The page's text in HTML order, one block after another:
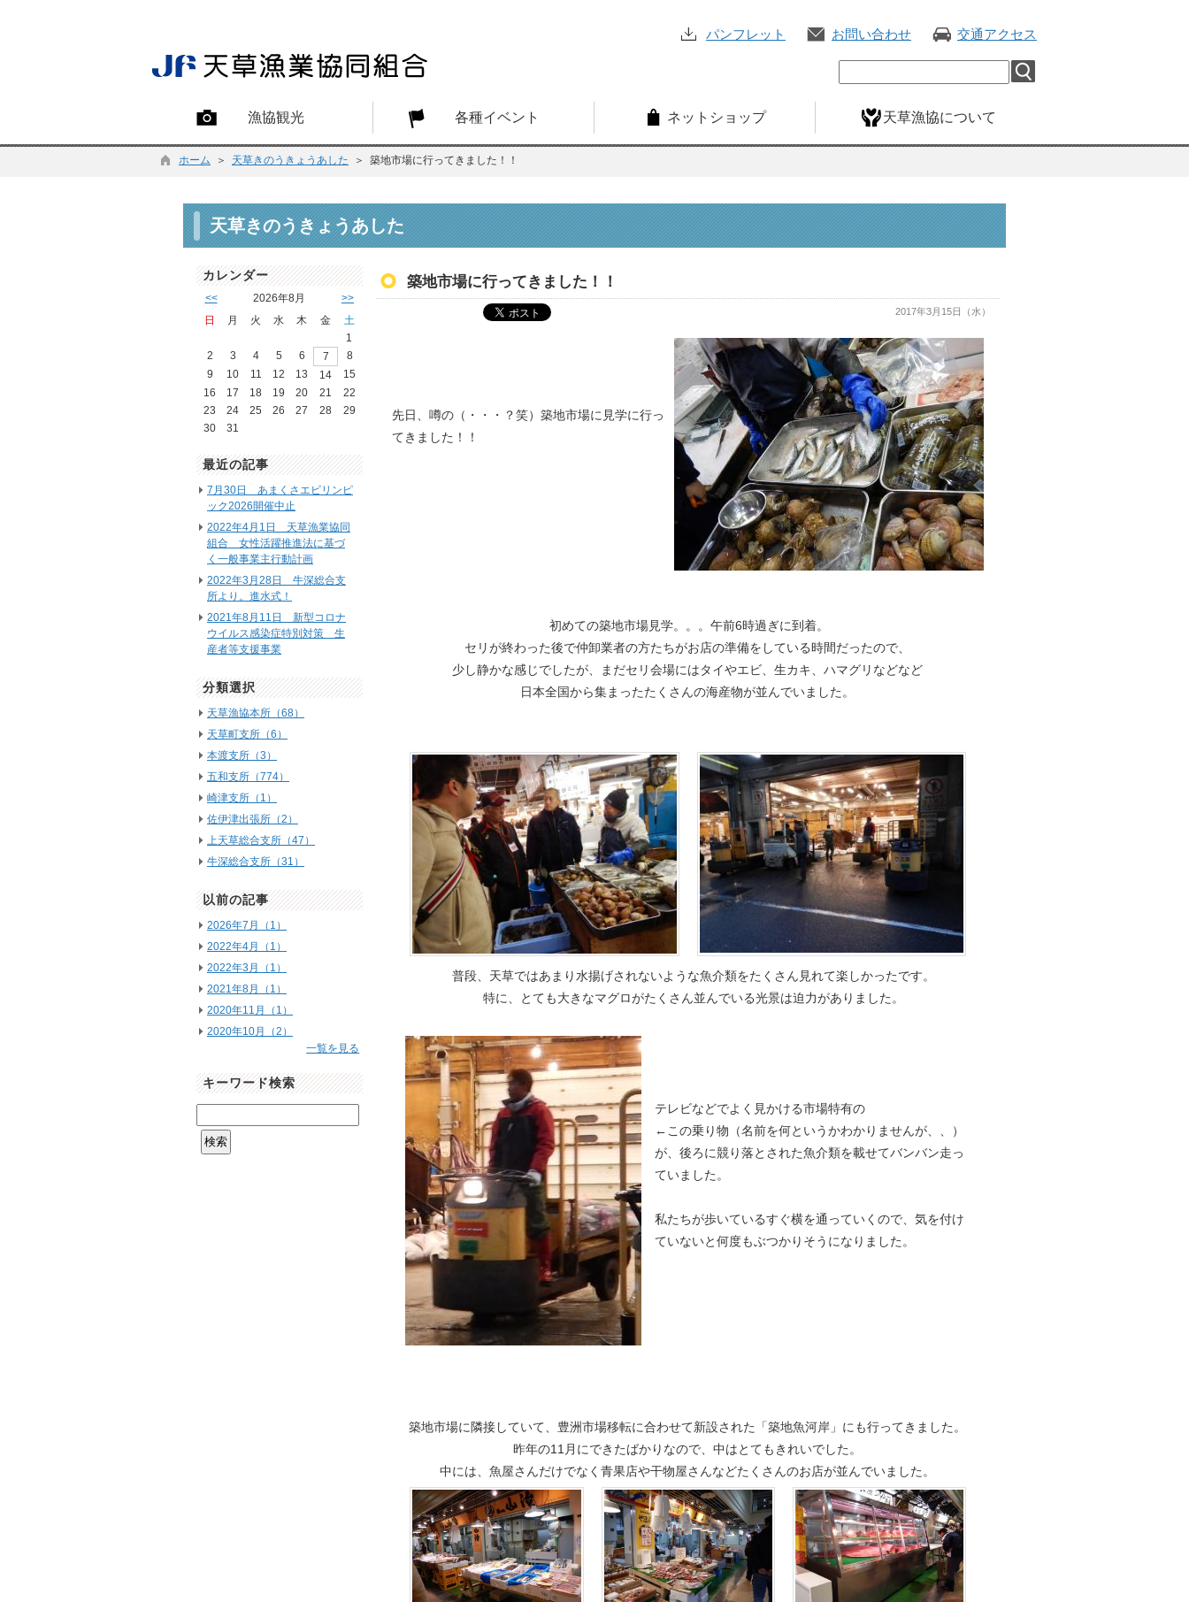
パンフレット お問い合わせ 交通アクセス
漁協観光 各種イベント ネットショップ 天草漁協について
ホーム ＞ 天草きのうきょうあした ＞ 築地市場に行ってきました！！
天草きのうきょうあした
カレンダー
<< 2026年8月 >>
日 月 火 水 木 金
土
1
2
3 4 5 6 7
8
9
10 11 12 13 14
15
16
17 18 19 20 21
22
23
24 25 26 27 28
29
30
31
最近の記事
7月30日 あまくさエビリンピ
ック2026開催中止
2022年4月1日 天草漁業協同
組合 女性活躍推進法に基づ
く一般事業主行動計画
2022年3月28日 牛深総合支
所より。進水式！
2021年8月11日 新型コロナ
ウイルス感染症特別対策 生
産者等支援事業
分類選択
天草漁協本所（68）
天草町支所（6）
本渡支所（3）
五和支所（774）
崎津支所（1）
佐伊津出張所（2）
上天草総合支所（47）
牛深総合支所（31）
以前の記事
2026年7月（1）
2022年4月（1）
2022年3月（1）
2021年8月（1）
2020年11月（1）
2020年10月（2）
一覧を見る
キーワード検索
築地市場に行ってきました！！
2017年3月15日（水）
先日、噂の（・・・？笑）築地市場に見学に行っ
てきました！！
初めての築地市場見学。。。午前6時過ぎに到着。
セリが終わった後で仲卸業者の方たちがお店の準備をしている時間だったので、
少し静かな感じでしたが、まだセリ会場にはタイやエビ、生カキ、ハマグリなどなど
日本全国から集まったたくさんの海産物が並んでいました。
普段、天草ではあまり水揚げされないような魚介類をたくさん見れて楽しかったです。
特に、とても大きなマグロがたくさん並んでいる光景は迫力がありました。
テレビなどでよく見かける市場特有の
←この乗り物（名前を何というかわかりませんが、、）
が、後ろに競り落とされた魚介類を載せてバンバン走っ
ていました。
私たちが歩いているすぐ横を通っていくので、気を付け
ていないと何度もぶつかりそうになりました。
築地市場に隣接していて、豊洲市場移転に合わせて新設された「築地魚河岸」にも行ってきました。
昨年の11月にできたばかりなので、中はとてもきれいでした。
中には、魚屋さんだけでなく青果店や干物屋さんなどたくさんのお店が並んでいました。